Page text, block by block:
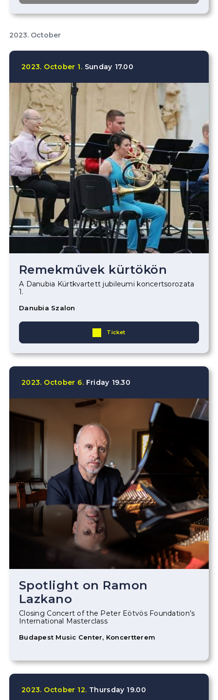
2023. October
2023. October 1. Sunday 17.00
Remekművek kürtökön
A Danubia Kürtkvartett jubileumi koncertsorozata
1.
Danubia Szalon
Ticket
2023. October 6. Friday 19.30
Spotlight on Ramon
Lazkano
Closing Concert of the Peter Eötvös Foundation’s
International Masterclass
Budapest Music Center, Koncertterem
2023. October 12. Thursday 19.00